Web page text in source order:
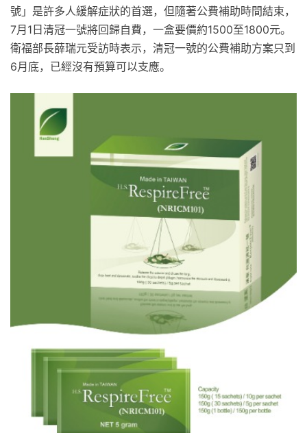
號」是許多人緩解症狀的首選，但隨著公費補助時間結束，
7月1日清冠一號將回歸自費，一盒要價約1500至1800元。
衛福部長薛瑞元受訪時表示，清冠一號的公費補助方案只到
6月底，已經沒有預算可以支應。